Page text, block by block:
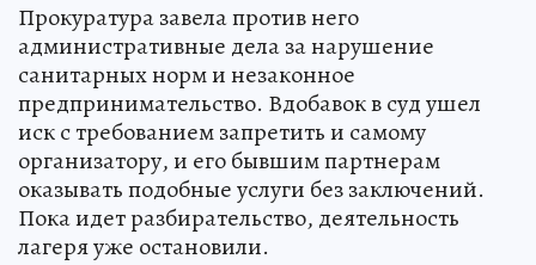
Прокуратура завела против него
административные дела за нарушение
санитарных норм и незаконное
предпринимательство. Вдобавок в суд ушел
иск с требованием запретить и самому
организатору, и его бывшим партнерам
оказывать подобные услуги без заключений.
Пока идет разбирательство, деятельность
лагеря уже остановили.